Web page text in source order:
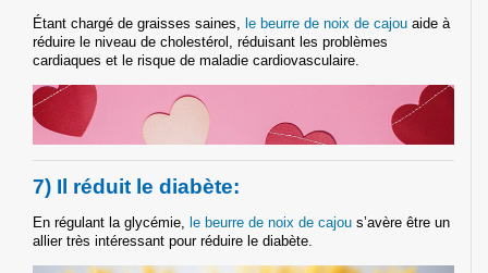
Étant chargé de graisses saines, le beurre de noix de cajou aide à
réduire le niveau de cholestérol, réduisant les problèmes
cardiaques et le risque de maladie cardiovasculaire.
7) Il réduit le diabète:
En régulant la glycémie, le beurre de noix de cajou s’avère être un
allier très intéressant pour réduire le diabète.